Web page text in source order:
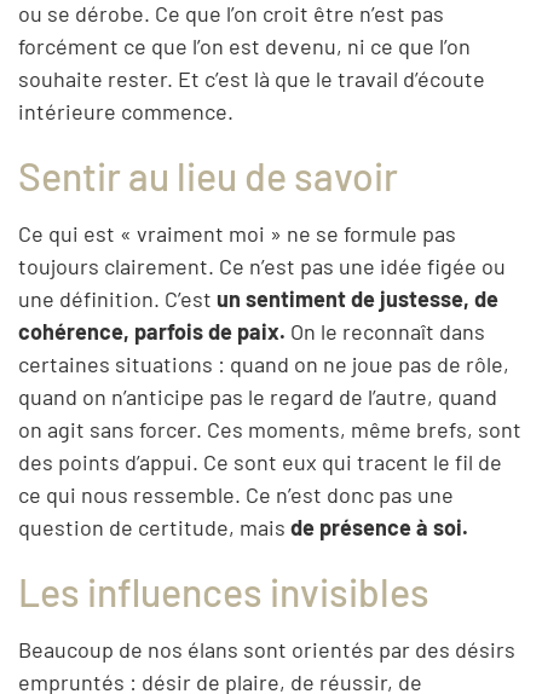
ou se dérobe. Ce que l’on croit être n’est pas
forcément ce que l’on est devenu, ni ce que l’on
souhaite rester. Et c’est là que le travail d’écoute
intérieure commence.
Sentir au lieu de savoir
Ce qui est « vraiment moi » ne se formule pas
toujours clairement. Ce n’est pas une idée figée ou
une définition. C’est un sentiment de justesse, de
cohérence, parfois de paix. On le reconnaît dans
certaines situations : quand on ne joue pas de rôle,
quand on n’anticipe pas le regard de l’autre, quand
on agit sans forcer. Ces moments, même brefs, sont
des points d’appui. Ce sont eux qui tracent le fil de
ce qui nous ressemble. Ce n’est donc pas une
question de certitude, mais de présence à soi.
Les influences invisibles
Beaucoup de nos élans sont orientés par des désirs
empruntés : désir de plaire, de réussir, de